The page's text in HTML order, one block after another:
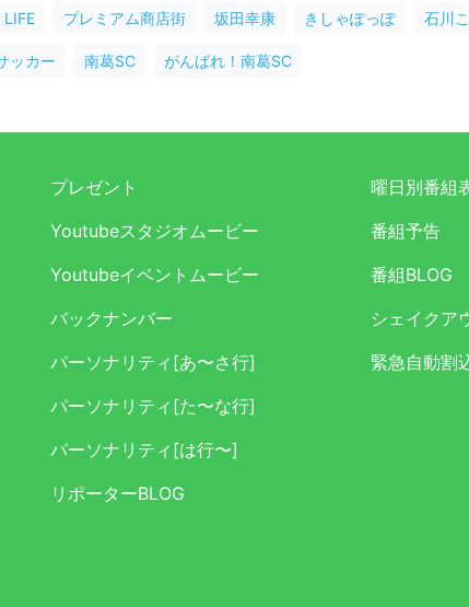
プレミアム商店街 坂田幸康 きしゃぽっぽ 石川
ッカー 南葛SC がんばれ！南葛SC
プレゼント
Youtubeスタジオムービー
Youtubeイベントムービー
バックナンバー
パーソナリティ[あ〜さ行]
パーソナリティ[た〜な行]
パーソナリティ[は行〜]
リポーターBLOG
曜日別番組
番組予告
番組BLOG
シェイクア
緊急自動割